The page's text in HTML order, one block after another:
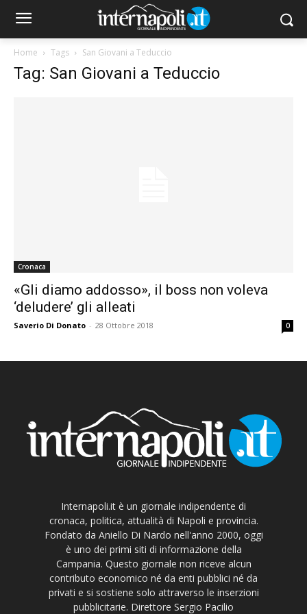
Home Tags San Giovani a Teduccio
Tag: San Giovani a Teduccio
Cronaca
«Gli diamo addosso», il boss non voleva
‘deludere’ gli alleati
Saverio Di Donato - 28 Ottobre 2018 0
Internapoli.it è un giornale indipendente di
cronaca, politica, attualità di Napoli e provincia.
Fondato da Aniello Di Nardo nell'anno 2000, oggi
è uno dei primi siti di informazione della
Campania. Questo giornale non riceve alcun
contributo economico né da enti pubblici né da
privati e si sostiene solo attraverso le inserzioni
pubblicitarie. Direttore Sergio Pacilio